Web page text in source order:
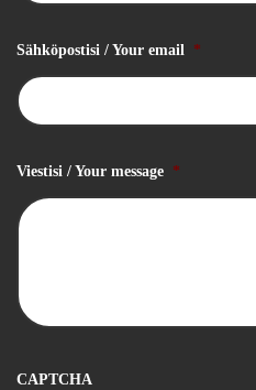
Sähköpostisi / Your email *
Viestisi / Your message *
CAPTCHA